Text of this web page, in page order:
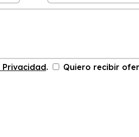
. Quiero recibir